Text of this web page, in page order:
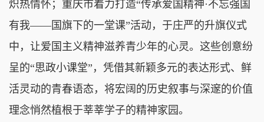
炽热情怀；重庆市着力打造“传承爱国精神·不忘强国
有我——国旗下的一堂课”活动，于庄严的升旗仪式
中，让爱国主义精神滋养青少年的心灵。这些创意纷
呈的“思政小课堂”，凭借其新颖多元的表达形式、鲜
活灵动的青春语态，将宏阔的历史叙事与深邃的价值
理念悄然植根于莘莘学子的精神家园。